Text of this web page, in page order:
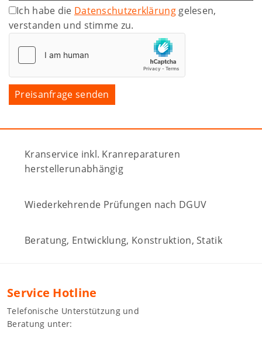
Ich habe die Datenschutzerklärunggelesen,
verstanden und stimme zu.
Kranservice inkl. Kranreparaturen
herstellerunabhängig
Wiederkehrende Prüfungen nach DGUV
Beratung, Entwicklung, Konstruktion, Statik
Service Hotline
Telefonische Unterstützung und
Beratung unter: